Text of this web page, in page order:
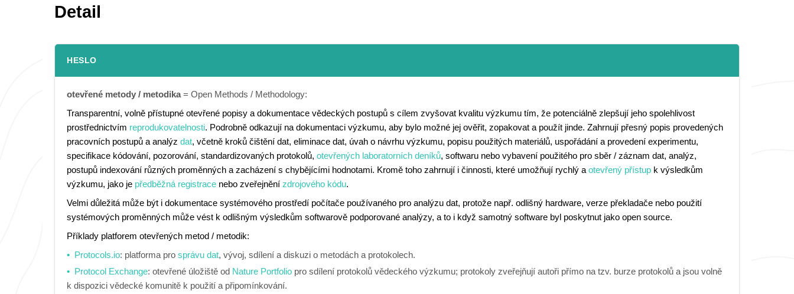
Detail
HESLO
otevřené metody / metodika= Open Methods / Methodology:
Transparentní, volně přístupné otevřené popisy a dokumentace vědeckých postupů s cílem zvyšovat kvalitu výzkumu tím, že potenciálně zlepšují jeho spolehlivost
prostřednictvím reprodukovatelnosti. Podrobně odkazují na dokumentaci výzkumu, aby bylo možné jej ověřit, zopakovat a použít jinde. Zahrnují přesný popis provedených
pracovních postupů a analýz dat, včetně kroků čištění dat, eliminace dat, úvah o návrhu výzkumu, popisu použitých materiálů, uspořádání a provedení experimentu,
specifikace kódování, pozorování, standardizovaných protokolů, otevřených laboratorních deníků, softwaru nebo vybavení použitého pro sběr / záznam dat, analýz,
postupů indexování různých proměnných a zacházení s chybějícími hodnotami. Kromě toho zahrnují i činnosti, které umožňují rychlý a otevřený přístup k výsledkům
výzkumu, jako je předběžná registrace nebo zveřejnění zdrojového kódu.
Velmi důležitá může být i dokumentace systémového prostředí počítače používaného pro analýzu dat, protože např. odlišný hardware, verze překladače nebo použití
systémových proměnných může vést k odlišným výsledkům softwarově podporované analýzy, a to i když samotný software byl poskytnut jako open source.
Příklady platforem otevřených metod / metodik:
Protocols.io: platforma pro správu dat, vývoj, sdílení a diskuzi o metodách a protokolech.
Protocol Exchange: otevřené úložiště od Nature Portfolio pro sdílení protokolů vědeckého výzkumu; protokoly zveřejňují autoři přímo na tzv. burze protokolů a jsou volně
k dispozici vědecké komunitě k použití a připomínkování.